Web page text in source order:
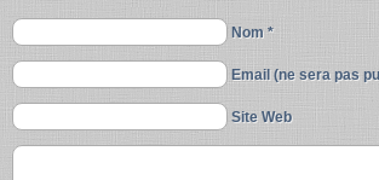
Nom *
Email (ne sera pas
Site Web